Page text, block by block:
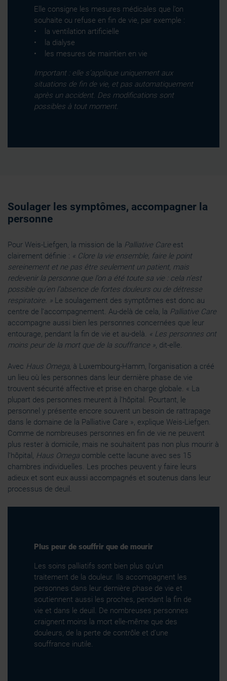
Elle consigne les mesures médicales que l’on
souhaite ou refuse en fin de vie, par exemple :
• la ventilation artificielle
• la dialyse
• les mesures de maintien en vie
Important : elle s’applique uniquement aux
situations de fin de vie, et pas automatiquement
après un accident. Des modifications sont
possibles à tout moment.
Soulager les symptômes, accompagner la
personne
Pour Weis-Liefgen, la mission de la Palliative Careest
clairement définie : « Clore la vie ensemble, faire le point
sereinement et ne pas être seulement un patient, mais
redevenir la personne que l’on a été toute sa vie : cela n’est
possible qu’en l’absence de fortes douleurs ou de détresse
respiratoire. » Le soulagement des symptômes est donc au
centre de l’accompagnement. Au-delà de cela, la Palliative Care
accompagne aussi bien les personnes concernées que leur
entourage, pendant la fin de vie et au-delà. « Les personnes ont
moins peur de la mort que de la souffrance », dit-elle.
Avec Haus Omega, à Luxembourg-Hamm, l’organisation a créé
un lieu où les personnes dans leur dernière phase de vie
trouvent sécurité affective et prise en charge globale. « La
plupart des personnes meurent à l’hôpital. Pourtant, le
personnel y présente encore souvent un besoin de rattrapage
dans le domaine de la Palliative Care », explique Weis-Liefgen.
Comme de nombreuses personnes en fin de vie ne peuvent
plus rester à domicile, mais ne souhaitent pas non plus mourir à
l’hôpital, Haus Omega comble cette lacune avec ses 15
chambres individuelles. Les proches peuvent y faire leurs
adieux et sont eux aussi accompagnés et soutenus dans leur
processus de deuil.
Plus peur de souffrir que de mourir
Les soins palliatifs sont bien plus qu’un
traitement de la douleur. Ils accompagnent les
personnes dans leur dernière phase de vie et
soutiennent aussi les proches, pendant la fin de
vie et dans le deuil. De nombreuses personnes
craignent moins la mort elle-même que des
douleurs, de la perte de contrôle et d’une
souffrance inutile.